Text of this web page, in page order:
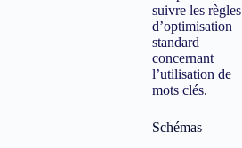
suivre les règles
d’optimisation
standard
concernant
l’utilisation de
mots clés.
Schémas